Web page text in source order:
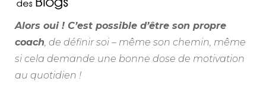
Alors oui ! C’est possible d’être son propre
coach, de définir soi – même son chemin, même
si cela demande une bonne dose de motivation
au quotidien !